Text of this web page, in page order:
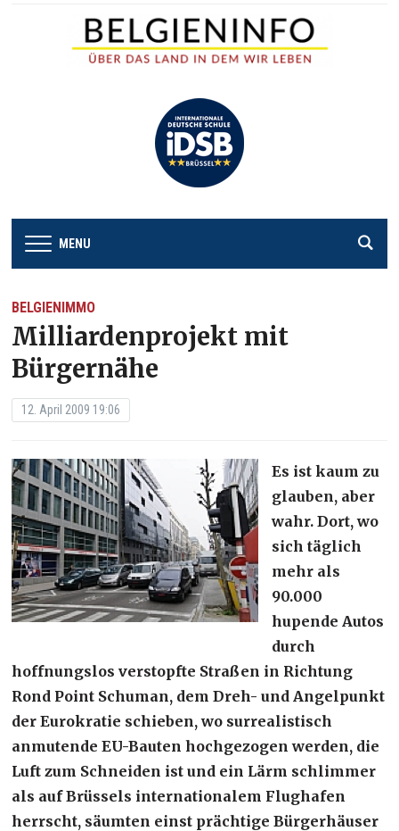
MENU
BELGIENIMMO
Milliardenprojekt mit
Bürgernähe
12. April 2009 19:06
Es ist kaum zu
glauben, aber
wahr. Dort, wo
sich täglich
mehr als
90.000
hupende Autos
durch
hoffnungslos verstopfte Straßen in Richtung
Rond Point Schuman, dem Dreh- und Angelpunkt
der Eurokratie schieben, wo surrealistisch
anmutende EU-Bauten hochgezogen werden, die
Luft zum Schneiden ist und ein Lärm schlimmer
als auf Brüssels internationalem Flughafen
herrscht, säumten einst prächtige Bürgerhäuser